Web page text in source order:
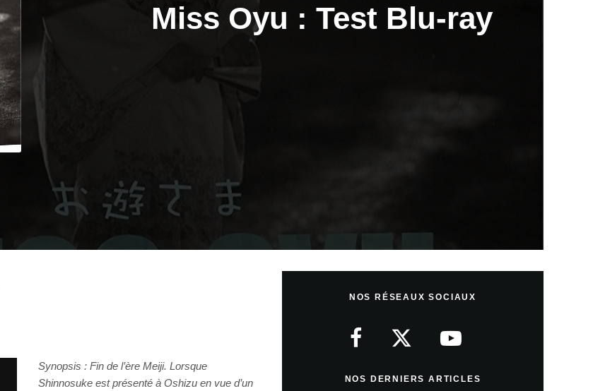
Miss Oyu : Test Blu-ray
Synopsis : Fin de l’ère Meiji. Lorsque
Shinnosuke est présenté à Oshizu en vue d’un
NOS RÉSEAUX SOCIAUX
NOS DERNIERS ARTICLES